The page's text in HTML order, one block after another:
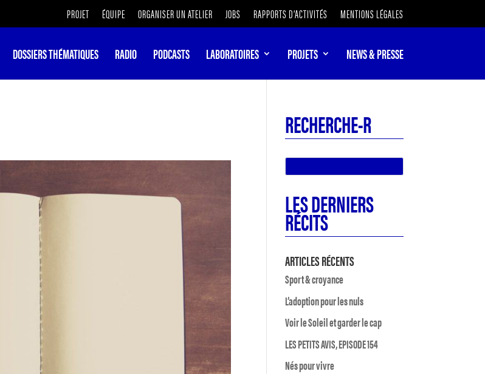
PROJET ÉQUIPE ORGANISER UN ATELIER JOBS RAPPORTS D’ACTIVITÉS MENTIONS LÉGALES
DOSSIERS THÉMATIQUES RADIO PODCASTS LABORATOIRES PROJETS NEWS & PRESSE
RECHERCHE-R
LES DERNIERS
RÉCITS
ARTICLES RÉCENTS
Sport & croyance
L’adoption pour les nuls
Voir le Soleil et garder le cap
LES PETITS AVIS, EPISODE 154
Nés pour vivre